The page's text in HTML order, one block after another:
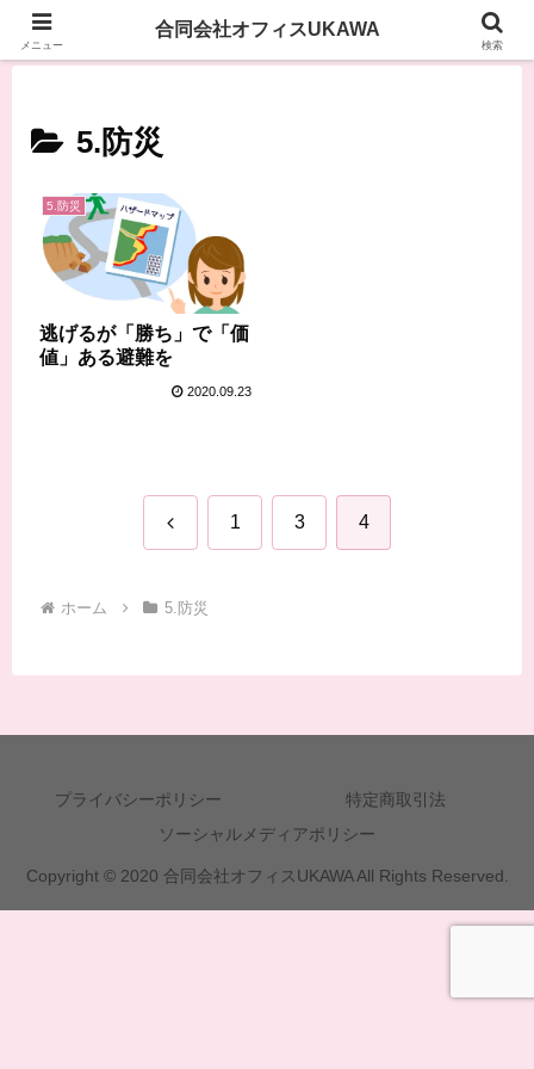
5.防災
5.防災
逃げるが「勝ち」で「価
値」ある避難を
2020.09.23
前 1 3 4
ホーム 5.防災
プライバシーポリシー
特定商取引法
ソーシャルメディアポリシー
Copyright © 2020 合同会社オフィスUKAWA All Rights Reserved.
メニュー
合同会社オフィスUKAWA
検索